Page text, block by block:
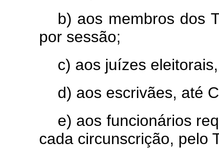
b) aos membros dos
por sessão;
c) aos juízes
d) aos escrivães, até
e) aos funcionários
cada circunscrição, pelo